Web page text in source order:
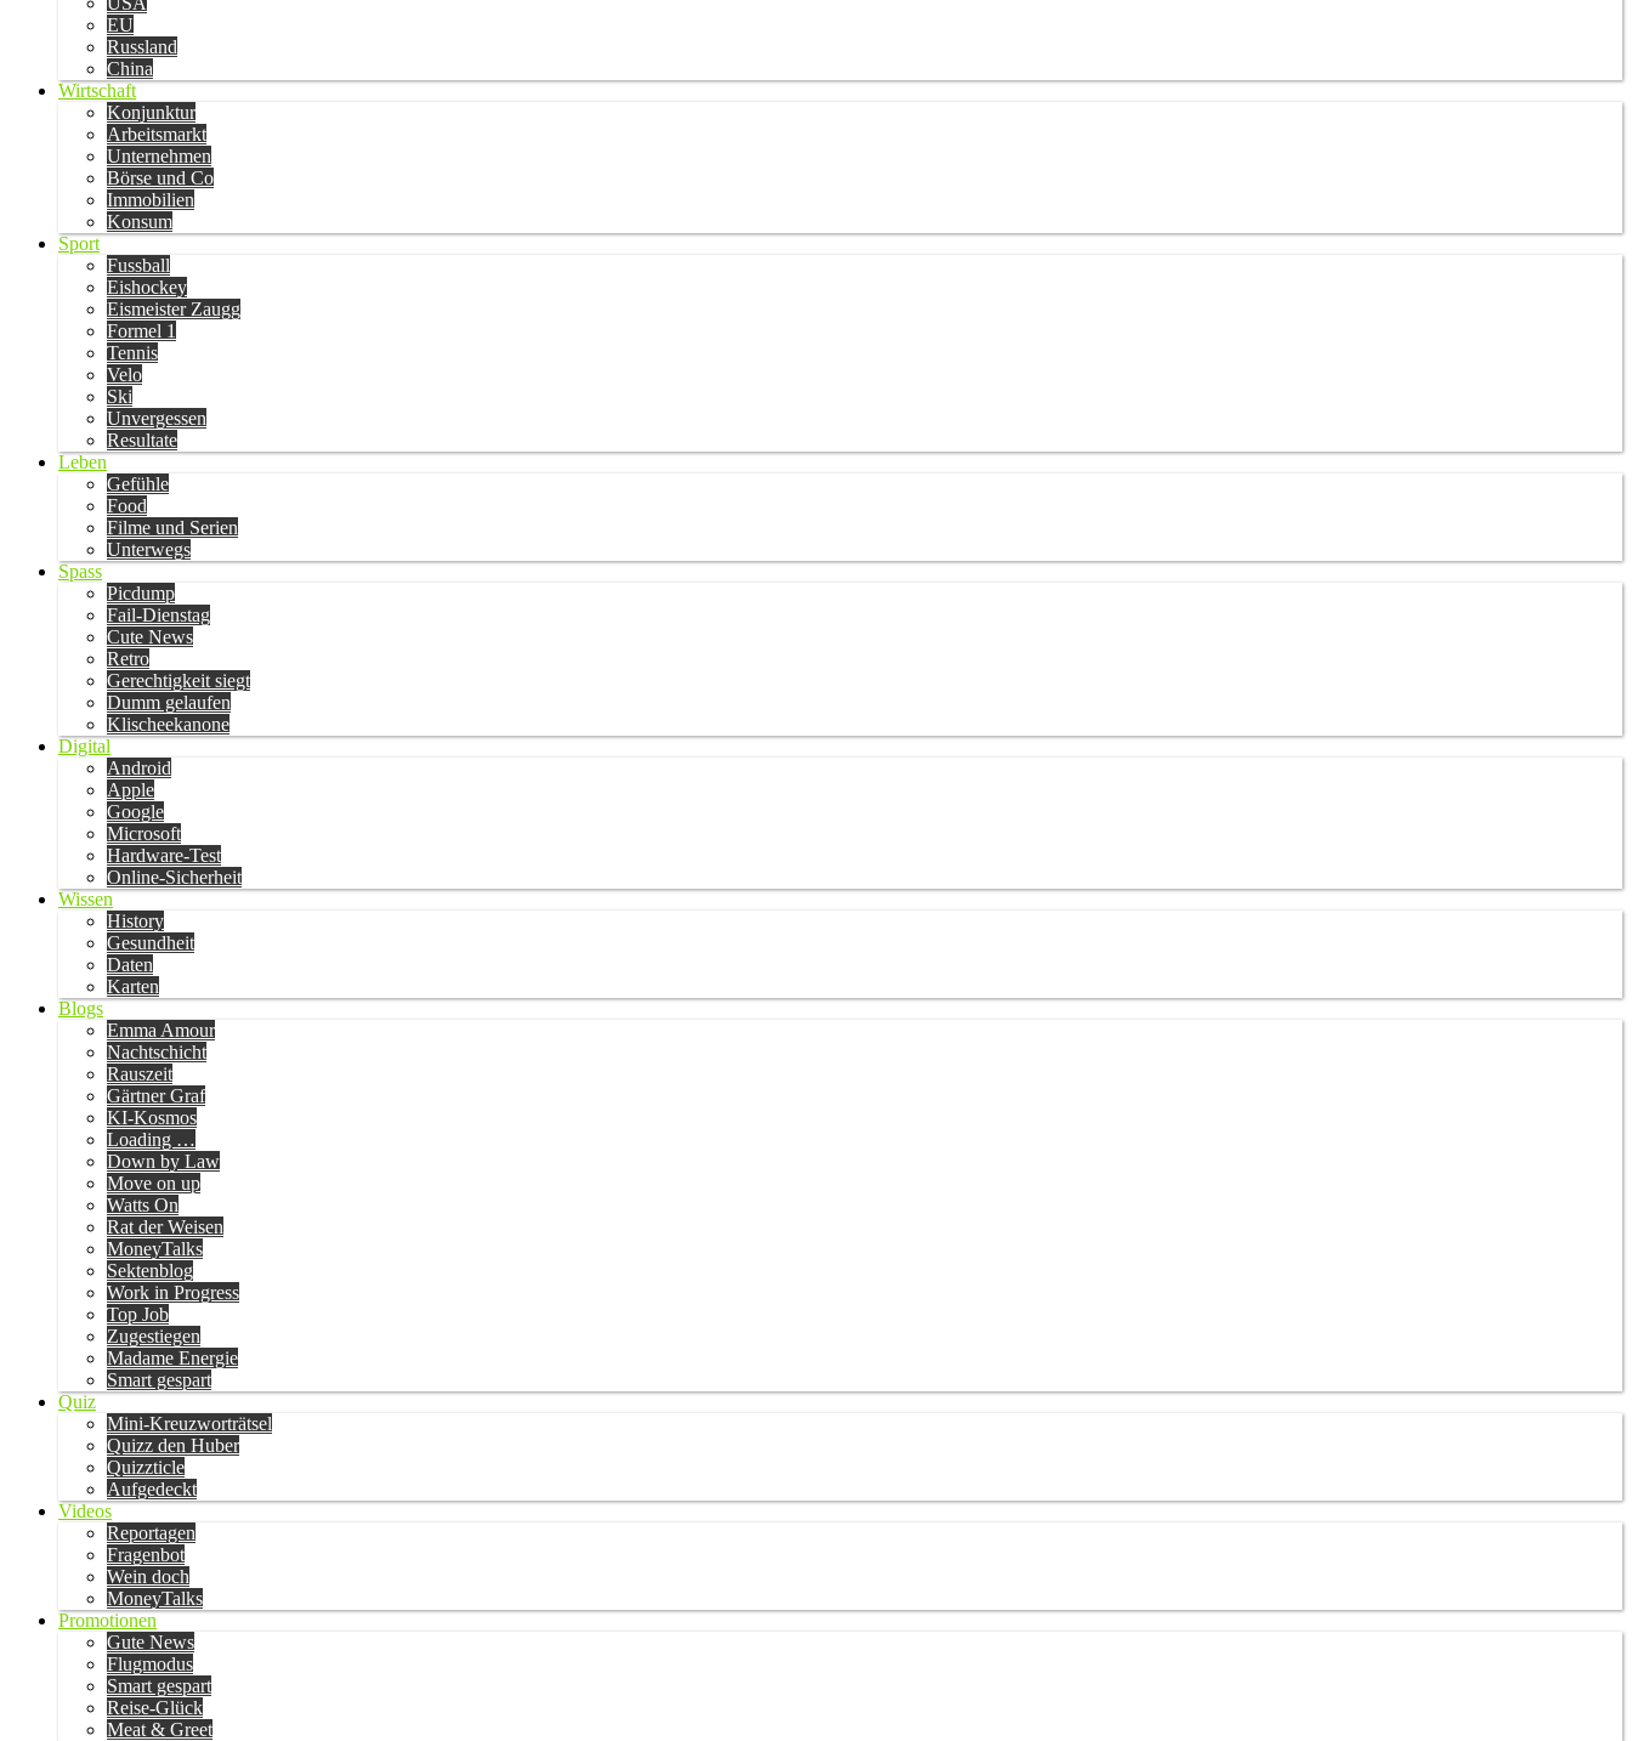
EU
Russland
China
Wirtschaft
Konjunktur
Arbeitsmarkt
Unternehmen
Börse und Co
Immobilien
Konsum
Sport
Fussball
Eishockey
Eismeister Zaugg
Formel 1
Tennis
Velo
Ski
Unvergessen
Resultate
Leben
Gefühle
Food
Filme und Serien
Unterwegs
Spass
Picdump
Fail-Dienstag
Cute News
Retro
Gerechtigkeit siegt
Dumm gelaufen
Klischeekanone
Digital
Android
Apple
Google
Microsoft
Hardware-Test
Online-Sicherheit
Wissen
History
Gesundheit
Daten
Karten
Blogs
Emma Amour
Nachtschicht
Rauszeit
Gärtner Graf
KI-Kosmos
Loading …
Down by Law
Move on up
Watts On
Rat der Weisen
MoneyTalks
Sektenblog
Work in Progress
Top Job
Zugestiegen
Madame Energie
Smart gespart
Quiz
Mini-Kreuzworträtsel
Quizz den Huber
Quizzticle
Aufgedeckt
Videos
Reportagen
Fragenbot
Wein doch
MoneyTalks
Promotionen
Gute News
Flugmodus
Smart gespart
Reise-Glück
Meat & Greet